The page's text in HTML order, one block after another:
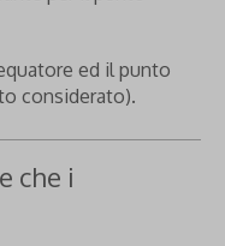
ed il punto
considerato).
che i